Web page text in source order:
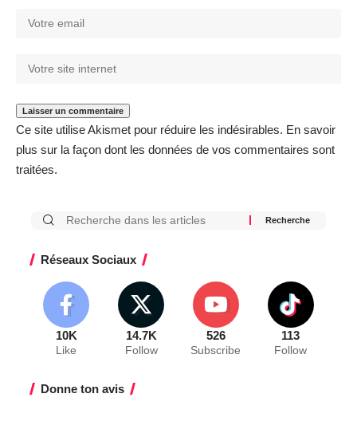
Ce site utilise Akismet pour réduire les indésirables. En savoir
plus sur la façon dont les données de vos commentaires sont
traitées.
Réseaux Sociaux
10K
Like
14.7K
Follow
526
Subscribe
113
Follow
Donne ton avis